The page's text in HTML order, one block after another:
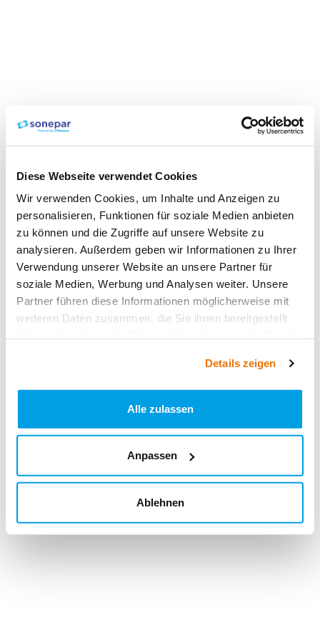
Diese Webseite verwendet Cookies
Wir verwenden Cookies, um Inhalte und Anzeigen zu
personalisieren, Funktionen für soziale Medien anbieten
zu können und die Zugriffe auf unsere Website zu
analysieren. Außerdem geben wir Informationen zu Ihrer
Verwendung unserer Website an unsere Partner für
soziale Medien, Werbung und Analysen weiter. Unsere
Partner führen diese Informationen möglicherweise mit
weiteren Daten zusammen, die Sie ihnen bereitgestellt
Details zeigen
Alle zulassen
Anpassen
Ablehnen